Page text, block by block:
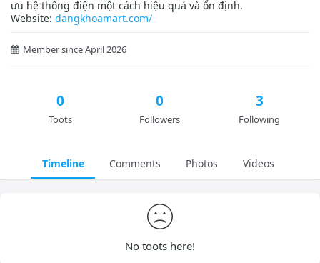
ưu hệ thống điện một cách hiệu quả và ổn định.
Website: dangkhoamart.com/
Member since April 2026
0
Toots
0
Followers
3
Following
Timeline Comments Photos Videos
No toots here!